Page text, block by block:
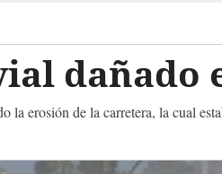
dañado
la erosión de la carretera, la cual